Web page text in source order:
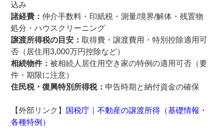
込み
諸経費：仲介手数料・印紙税・測量/境界/解体・残置物
処分・ハウスクリーニング
譲渡所得税の目安：取得費・譲渡費用・特別控除適用可
否（居住用3,000万円控除など）
相続物件：被相続人居住用空き家の特例の適用可否（要
件・期限に注意）
住民税・復興特別所得税： 申告時期と納付資金の確保
【外部リンク】 国税庁｜不動産の譲渡所得（基礎情報・
各種特例）